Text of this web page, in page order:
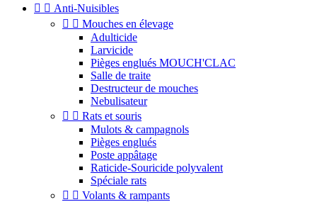
  Anti-Nuisibles
  Mouches en élevage
Adulticide
Larvicide
Pièges englués MOUCH'CLAC
Salle de traite
Destructeur de mouches
Nebulisateur
  Rats et souris
Mulots & campagnols
Pièges englués
Poste appâtage
Raticide-Souricide polyvalent
Spéciale rats
  Volants & rampants